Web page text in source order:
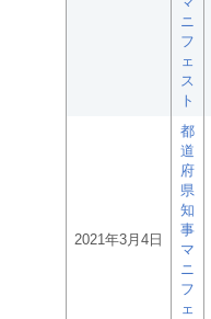
ニ
フ
ェ
ス
ト
2021年3月4日
都
道
府
県
知
事
マ
ニ
フ
ェ